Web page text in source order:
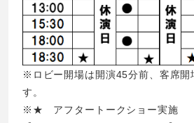
※ロビー開場は開演45分前、客席開
す。
※★ アフタートークショー実施